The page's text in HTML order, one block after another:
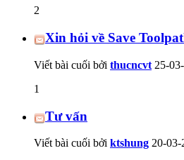
2
Xin hỏi về Save
Viết bài cuối bởi thucncvt 25-
1
Tư vấn
Viết bài cuối bởi ktshung 20-03-